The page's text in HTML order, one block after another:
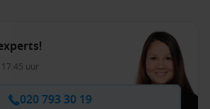
uur
020 793 30 19